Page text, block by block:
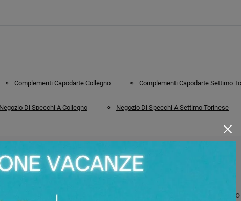
Complementi Capodarte Collegno Complementi Capodarte Settimo
Negozio Di Specchi A Collegno Negozio Di Specchi A Settimo Torinese
Area Arredamenti in Corso Racconigi, 134 a Torino. Il